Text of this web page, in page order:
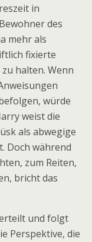
in
des
mehr als
fixierte
halten. Wenn
würde
weist die
als abwegige
Doch während
zum Reiten,
bricht das
und folgt
Perspektive, die